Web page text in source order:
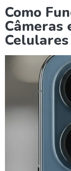
Como
Câmeras
Celulares